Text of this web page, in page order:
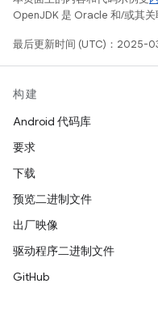
OpenJDK 是 Oracle 和/或其关
最后更新时间 (UTC)：2025-
构建
Android 代码库
要求
下载
预览二进制文件
出厂映像
驱动程序二进制文件
GitHub